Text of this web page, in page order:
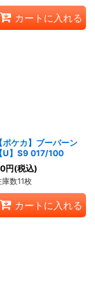
カートに入れる
【ポケカ】ブーバーン
【U】S9 017/100
円(税込)
庫数11枚
カートに入れる